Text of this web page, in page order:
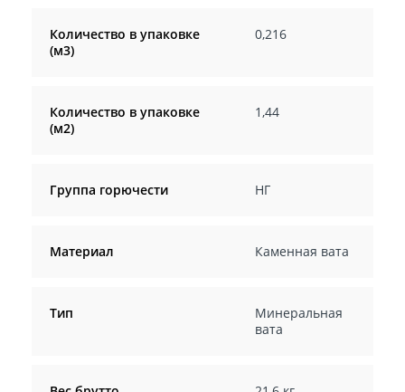
Количество в упаковке
(м3)
0,216
Количество в упаковке
(м2)
1,44
Группа горючести НГ
Материал Каменная вата
Тип
Минеральная
вата